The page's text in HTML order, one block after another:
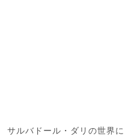
サルバドール・ダリの世界に